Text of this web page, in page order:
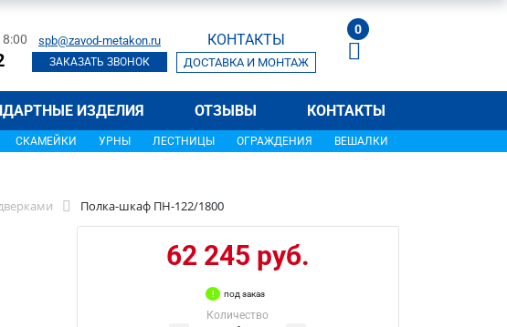
spb@zavod-metakon.ru
ЗАКАЗАТЬ ЗВОНОК
КОНТАКТЫ
ДОСТАВКА И МОНТАЖ
0
ИЗДЕЛИЯ ОТЗЫВЫ КОНТАКТЫ
СКАМЕЙКИ УРНЫ ЛЕСТНИЦЫ ОГРАЖДЕНИЯ ВЕШАЛКИ
Полка-шкаф ПН-122/1800
62 245 руб.
под заказ
Количество